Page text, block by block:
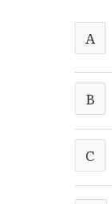
A
B
C